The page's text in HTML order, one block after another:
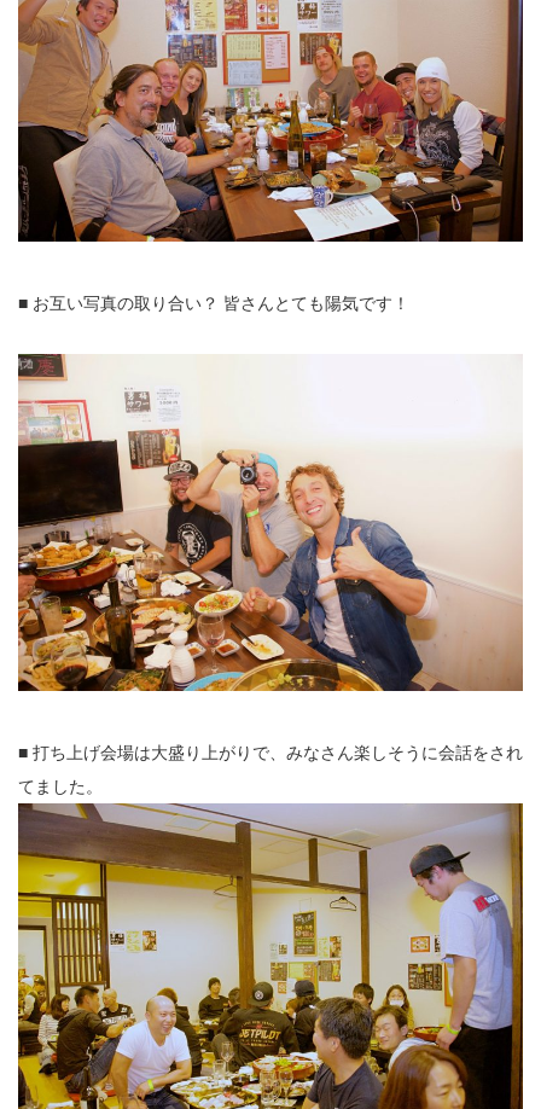
■ お互い写真の取り合い？ 皆さんとても陽気です！
■ 打ち上げ会場は大盛り上がりで、みなさん楽しそうに会話をされ
てました。